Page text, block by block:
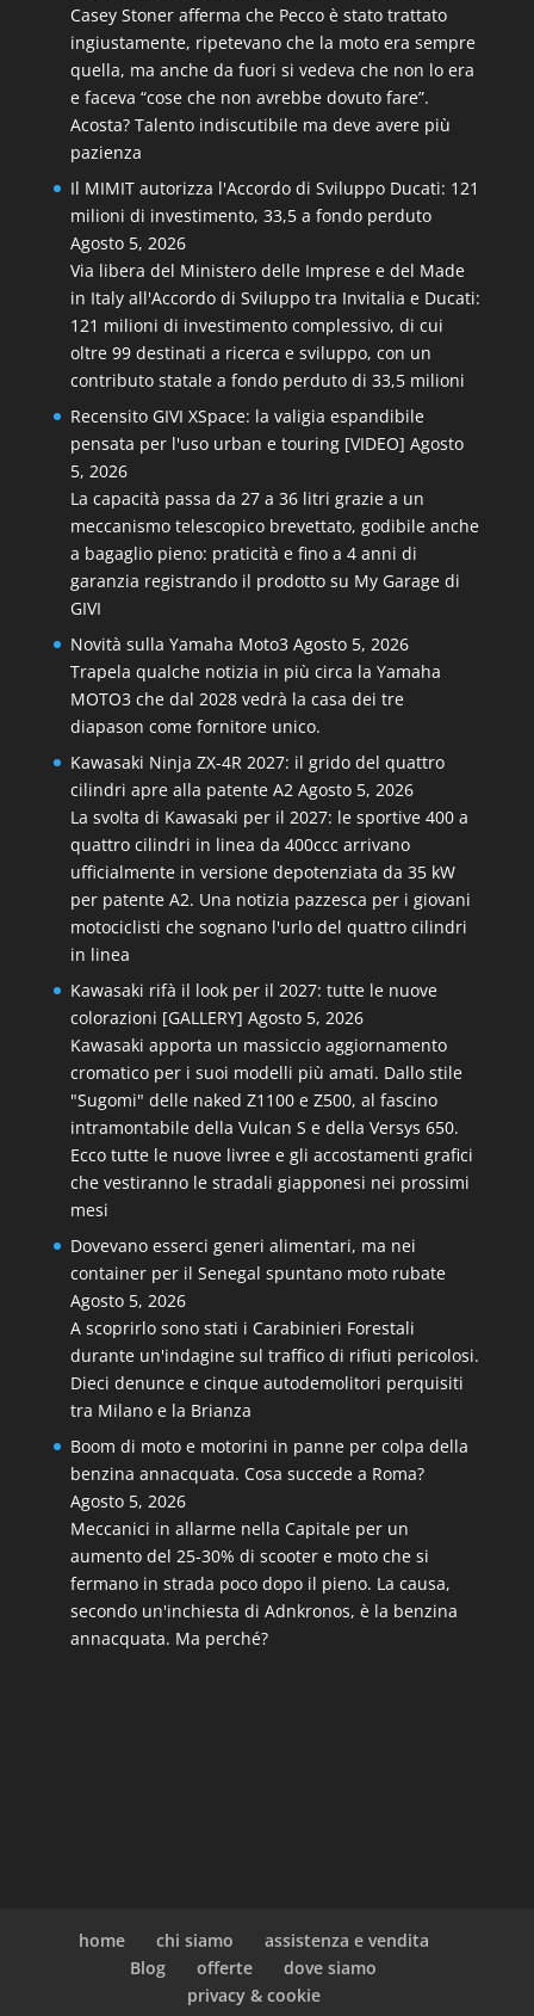
Casey Stoner afferma che Pecco è stato trattato
ingiustamente, ripetevano che la moto era sempre
quella, ma anche da fuori si vedeva che non lo era
e faceva “cose che non avrebbe dovuto fare”.
Acosta? Talento indiscutibile ma deve avere più
pazienza
Il MIMIT autorizza l'Accordo di Sviluppo Ducati: 121
milioni di investimento, 33,5 a fondo perduto
Agosto 5, 2026
Via libera del Ministero delle Imprese e del Made
in Italy all'Accordo di Sviluppo tra Invitalia e Ducati:
121 milioni di investimento complessivo, di cui
oltre 99 destinati a ricerca e sviluppo, con un
contributo statale a fondo perduto di 33,5 milioni
Recensito GIVI XSpace: la valigia espandibile
pensata per l'uso urban e touring [VIDEO] Agosto
5, 2026
La capacità passa da 27 a 36 litri grazie a un
meccanismo telescopico brevettato, godibile anche
a bagaglio pieno: praticità e fino a 4 anni di
garanzia registrando il prodotto su My Garage di
GIVI
Novità sulla Yamaha Moto3 Agosto 5, 2026
Trapela qualche notizia in più circa la Yamaha
MOTO3 che dal 2028 vedrà la casa dei tre
diapason come fornitore unico.
Kawasaki Ninja ZX-4R 2027: il grido del quattro
cilindri apre alla patente A2 Agosto 5, 2026
La svolta di Kawasaki per il 2027: le sportive 400 a
quattro cilindri in linea da 400ccc arrivano
ufficialmente in versione depotenziata da 35 kW
per patente A2. Una notizia pazzesca per i giovani
motociclisti che sognano l'urlo del quattro cilindri
in linea
Kawasaki rifà il look per il 2027: tutte le nuove
colorazioni [GALLERY] Agosto 5, 2026
Kawasaki apporta un massiccio aggiornamento
cromatico per i suoi modelli più amati. Dallo stile
"Sugomi" delle naked Z1100 e Z500, al fascino
intramontabile della Vulcan S e della Versys 650.
Ecco tutte le nuove livree e gli accostamenti grafici
che vestiranno le stradali giapponesi nei prossimi
mesi
Dovevano esserci generi alimentari, ma nei
container per il Senegal spuntano moto rubate
Agosto 5, 2026
A scoprirlo sono stati i Carabinieri Forestali
durante un'indagine sul traffico di rifiuti pericolosi.
Dieci denunce e cinque autodemolitori perquisiti
tra Milano e la Brianza
Boom di moto e motorini in panne per colpa della
benzina annacquata. Cosa succede a Roma?
Agosto 5, 2026
Meccanici in allarme nella Capitale per un
aumento del 25-30% di scooter e moto che si
fermano in strada poco dopo il pieno. La causa,
secondo un'inchiesta di Adnkronos, è la benzina
annacquata. Ma perché?
home chi siamo
assistenza e vendita
Blog
offerte
dove siamo
privacy & cookie